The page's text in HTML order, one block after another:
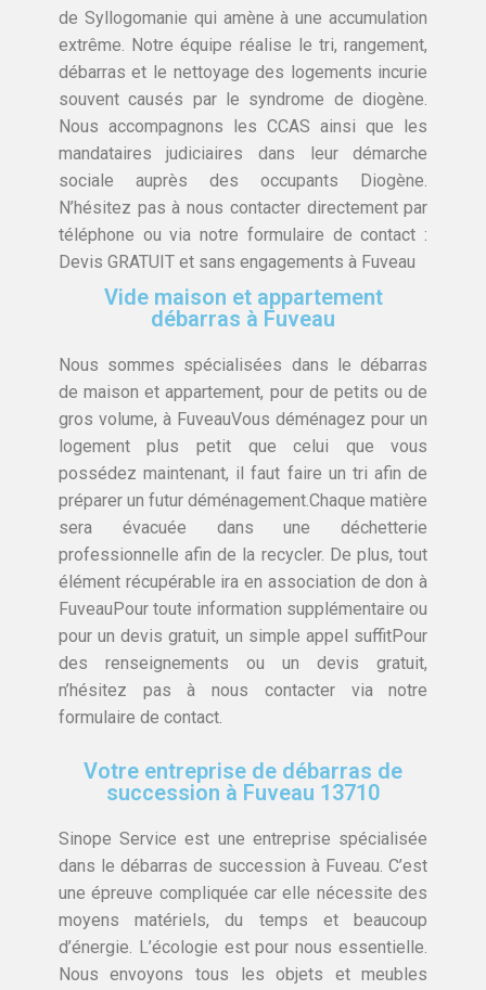
de Syllogomanie qui amène à une accumulation
extrême. Notre équipe réalise le tri, rangement,
débarras et le nettoyage des logements incurie
souvent causés par le syndrome de diogène.
Nous accompagnons les CCAS ainsi que les
mandataires judiciaires dans leur démarche
sociale auprès des occupants Diogène.
N’hésitez pas à nous contacter directement par
téléphone ou via notre formulaire de contact :
Devis GRATUIT et sans engagements à Fuveau
Vide maison et appartement
débarras à Fuveau
Nous sommes spécialisées dans le débarras
de maison et appartement, pour de petits ou de
gros volume, à FuveauVous déménagez pour un
logement plus petit que celui que vous
possédez maintenant, il faut faire un tri afin de
préparer un futur déménagement.Chaque matière
sera évacuée dans une déchetterie
professionnelle afin de la recycler. De plus, tout
élément récupérable ira en association de don à
FuveauPour toute information supplémentaire ou
pour un devis gratuit, un simple appel suffitPour
des renseignements ou un devis gratuit,
n’hésitez pas à nous contacter via notre
formulaire de contact.
Votre entreprise de débarras de
succession à Fuveau 13710
Sinope Service est une entreprise spécialisée
dans le débarras de succession à Fuveau. C’est
une épreuve compliquée car elle nécessite des
moyens matériels, du temps et beaucoup
d’énergie. L’écologie est pour nous essentielle.
Nous envoyons tous les objets et meubles